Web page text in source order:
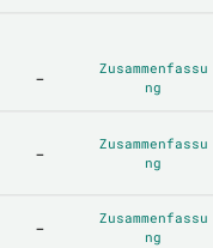
-
Zusammenfassu
ng
-
Zusammenfassu
ng
-
Zusammenfassu
ng